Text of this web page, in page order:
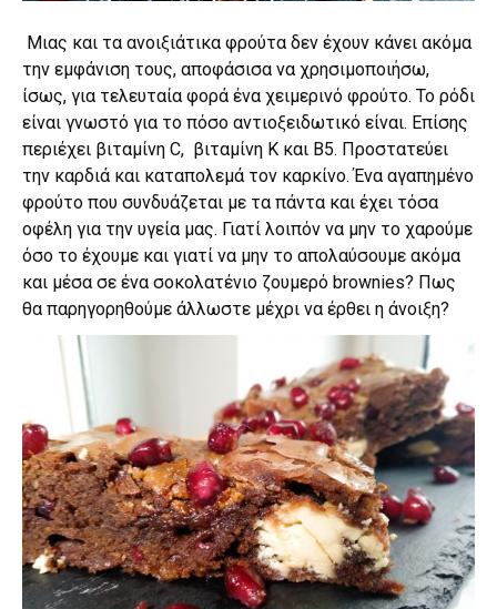
Μιας και τα ανοιξιάτικα φρούτα δεν έχουν κάνει ακόμα
την εμφάνιση τους, αποφάσισα να χρησιμοποιήσω,
ίσως, για τελευταία φορά ένα χειμερινό φρούτο. Το ρόδι
είναι γνωστό για το πόσο αντιοξειδωτικό είναι. Επίσης
περιέχει βιταμίνη C, βιταμίνη K και B5. Προστατεύει
την καρδιά και καταπολεμά τον καρκίνο. Ένα αγαπημένο
φρούτο που συνδυάζεται με τα πάντα και έχει τόσα
οφέλη για την υγεία μας. Γιατί λοιπόν να μην το χαρούμε
όσο το έχουμε και γιατί να μην το απολαύσουμε ακόμα
και μέσα σε ένα σοκολατένιο ζουμερό brownies? Πως
θα παρηγορηθούμε άλλωστε μέχρι να έρθει η άνοιξη?